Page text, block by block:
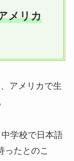
メリカ
アメリカで生
学校で日本語
ったとのこ